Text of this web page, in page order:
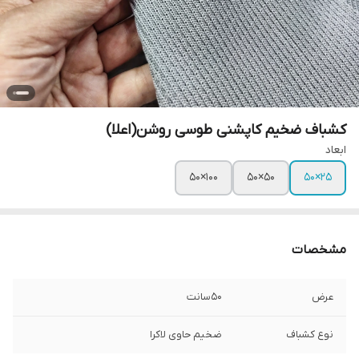
کشباف ضخیم کاپشنی طوسی روشن(اعلا)
ابعاد
۲۵×۵۰
۵۰×۵۰ ۱۰۰×۵۰
مشخصات
عرض ۵۰سانت
نوع کشباف ضخیم حاوی لاکرا